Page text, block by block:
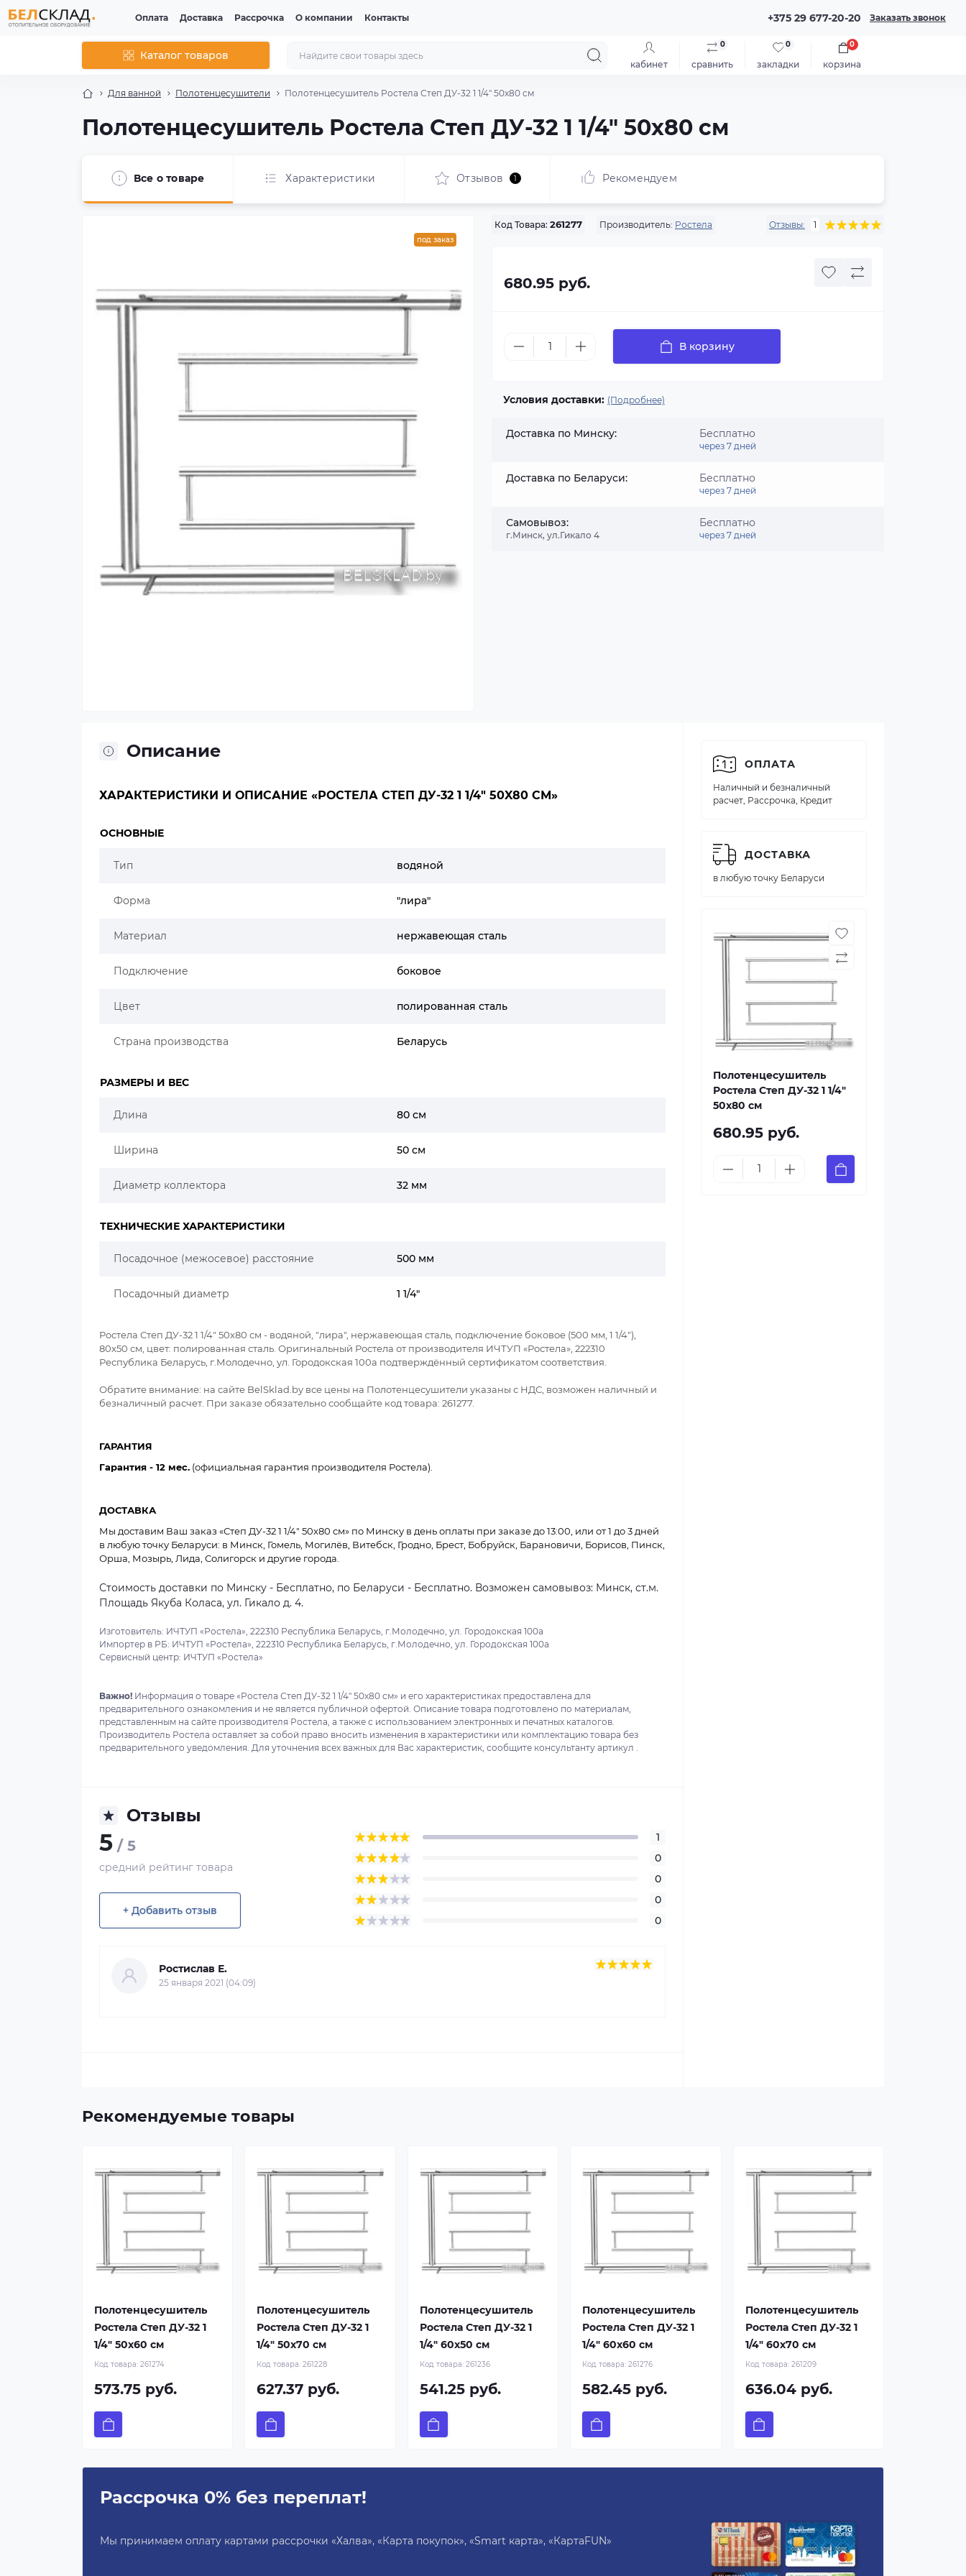
Оплата Доставка Рассрочка О компании Контакты +375 29 677-20-20 Заказать звонок
Каталог товаров
кабинет сравнить
0
закладки
0
корзина
0
Для ванной Полотенцесушители Полотенцесушитель Ростела Степ ДУ-32 1 1/4" 50x80 см
Полотенцесушитель Ростела Степ ДУ-32 1 1/4" 50x80 см
Все о товаре Характеристики Отзывов 1 Рекомендуем
под заказ
Код Товара: 261277 Производитель: Ростела Отзывы: 1
680.95 руб.
В корзину
Условия доставки: (Подробнее)
Доставка по Минску: Бесплатно
через 7 дней
Доставка по Беларуси: Бесплатно
через 7 дней
Самовывоз:
г.Минск, ул.Гикало 4
Бесплатно
через 7 дней
Описание
ХАРАКТЕРИСТИКИ И ОПИСАНИЕ «РОСТЕЛА СТЕП ДУ-32 1 1/4" 50X80 СМ»
ОСНОВНЫЕ
Тип водяной
Форма "лира"
Материал нержавеющая сталь
Подключение боковое
Цвет полированная сталь
Страна производства Беларусь
РАЗМЕРЫ И ВЕС
Длина 80 см
Ширина 50 см
Диаметр коллектора 32 мм
ТЕХНИЧЕСКИЕ ХАРАКТЕРИСТИКИ
Посадочное (межосевое) расстояние 500 мм
Посадочный диаметр 1 1/4"
Ростела Степ ДУ-32 1 1/4" 50x80 см - водяной, "лира", нержавеющая сталь, подключение боковое (500 мм, 1 1/4"),
80x50 см, цвет: полированная сталь. Оригинальный Ростела от производителя ИЧТУП «Ростела», 222310
Республика Беларусь, г.Молодечно, ул. Городокская 100а подтверждённый сертификатом соответствия.
Обратите внимание: на сайте BelSklad.by все цены на Полотенцесушители указаны с НДС, возможен наличный и
безналичный расчет. При заказе обязательно сообщайте код товара: 261277.
ГАРАНТИЯ
Гарантия - 12 мес. (официальная гарантия производителя Ростела).
ДОСТАВКА
Мы доставим Ваш заказ «Степ ДУ-32 1 1/4" 50x80 см» по Минску в день оплаты при заказе до 13:00, или от 1 до 3 дней
в любую точку Беларуси: в Минск, Гомель, Могилёв, Витебск, Гродно, Брест, Бобруйск, Барановичи, Борисов, Пинск,
Орша, Мозырь, Лида, Солигорск и другие города.
Стоимость доставки по Минску - Бесплатно, по Беларуси - Бесплатно. Возможен самовывоз: Минск, ст.м.
Площадь Якуба Коласа, ул. Гикало д. 4.
Изготовитель: ИЧТУП «Ростела», 222310 Республика Беларусь, г.Молодечно, ул. Городокская 100а
Импортер в РБ: ИЧТУП «Ростела», 222310 Республика Беларусь, г.Молодечно, ул. Городокская 100а
Сервисный центр: ИЧТУП «Ростела»
Важно! Информация о товаре «Ростела Степ ДУ-32 1 1/4" 50x80 см» и его характеристиках предоставлена для
предварительного ознакомления и не является публичной офертой. Описание товара подготовлено по материалам,
представленным на сайте производителя Ростела, а также с использованием электронных и печатных каталогов.
Производитель Ростела оставляет за собой право вносить изменения в характеристики или комплектацию товара без
предварительного уведомления. Для уточнения всех важных для Вас характеристик, сообщите консультанту артикул .
Отзывы
5 / 5
средний рейтинг товара
+ Добавить отзыв
1
0
0
0
0
Ростислав Е.
25 января 2021 (04:09)
ОПЛАТА
Наличный и безналичный
расчет, Рассрочка, Кредит
ДОСТАВКА
в любую точку Беларуси
Полотенцесушитель
Ростела Степ ДУ-32 1 1/4"
50x80 см
680.95 руб.
Рекомендуемые товары
Полотенцесушитель
Ростела Степ ДУ-32 1
1/4" 50x60 см
Код товара: 261274
573.75 руб.
Полотенцесушитель
Ростела Степ ДУ-32 1
1/4" 50x70 см
Код товара:261228
627.37 руб.
Полотенцесушитель
Ростела Степ ДУ-32 1
1/4" 60x50 см
Код товара: 261236
541.25 руб.
Полотенцесушитель
Ростела Степ ДУ-32 1
1/4" 60x60 см
Код товара:261276
582.45 руб.
Полотенцесушитель
Ростела Степ ДУ-32 1
1/4" 60x70 см
Код товара: 261209
636.04 руб.
Рассрочка 0% без переплат!
Мы принимаем оплату картами рассрочки «Халва», «Карта покупок», «Smart карта», «КартаFUN»